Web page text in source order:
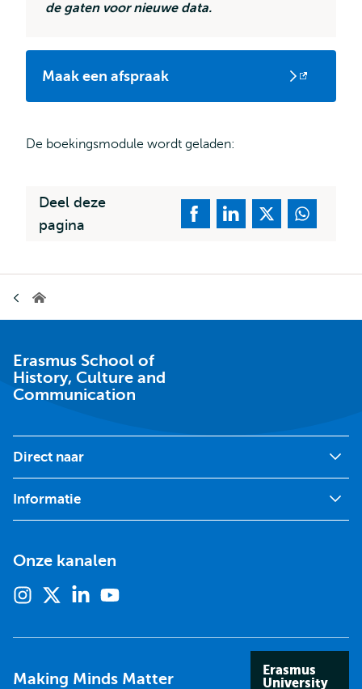
de gaten voor nieuwe data.
Maak een afspraak
Opent
extern
De boekingsmodule wordt geladen:
Deel deze
pagina
Erasmus
and
Communication
Erasmus School of
History, Culture and
Communication
Direct naar
Informatie
Onze kanalen
Instagram
twitter)
Linkedin
Making Minds Matter
Erasmus
University